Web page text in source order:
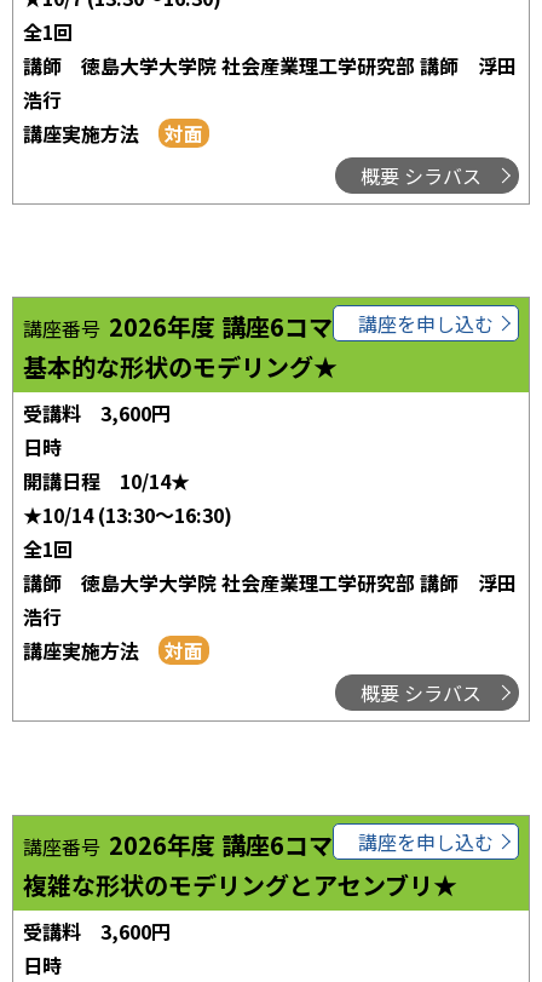
全1回
講師
徳島大学大学院 社会産業理工学研究部 講師 浮田
浩行
講座実施方法
概要 シラバス
講座番号 2026年度 講座6コマ02
基本的な形状のモデリング★
講座を申し込む
受講料
3,600円
日時
開講日程
10/14★
★10/14 (13:30～16:30)
全1回
講師
徳島大学大学院 社会産業理工学研究部 講師 浮田
浩行
講座実施方法
概要 シラバス
講座番号 2026年度 講座6コマ03
複雑な形状のモデリングとアセンブリ★
講座を申し込む
受講料
3,600円
日時